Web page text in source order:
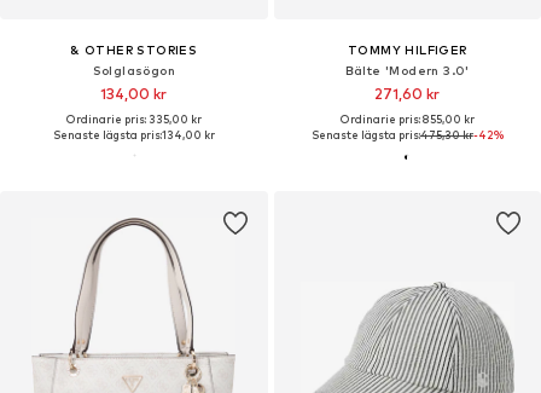
& OTHER STORIES
Solglasögon
134,00 kr
Ordinarie pris: 335,00 kr
Senaste lägsta pris:134,00 kr
TOMMY HILFIGER
Bälte 'Modern 3.0'
271,60 kr
Ordinarie pris: 855,00 kr
Senaste lägsta pris:475,30 kr-42%